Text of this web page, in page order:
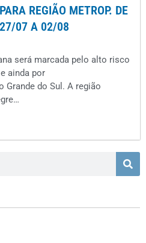
REGIÃO METROP. DE
27/07 A 02/08
será marcada pelo alto risco
ainda por
Grande do Sul. A região